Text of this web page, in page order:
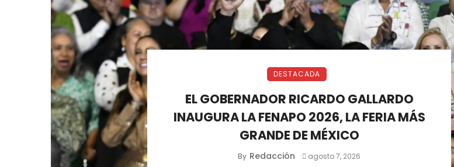
DESTACADA
EL GOBERNADOR RICARDO GALLARDO
INAUGURA LA FENAPO 2026, LA FERIA MÁS
GRANDE DE MÉXICO
By Redacción agosto 7, 2026